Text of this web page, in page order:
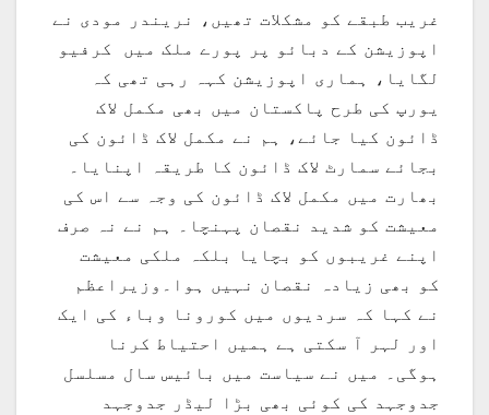
غریب طبقے کو مشکلات تھیں، نریندر مودی نے
اپوزیشن کے دبائو پر پورے ملک میں کرفیو
لگایا، ہماری اپوزیشن کہہ رہی تھی کہ
یورپ کی طرح پاکستان میں بھی مکمل لاک
ڈائون کیا جائے، ہم نے مکمل لاک ڈائون کی
بجائے سمارٹ لاک ڈائون کا طریقہ اپنایا۔
بھارت میں مکمل لاک ڈائون کی وجہ سے اس کی
معیشت کو شدید نقصان پہنچا۔ ہم نے نہ صرف
اپنے غریبوں کو بچایا بلکہ ملکی معیشت
کو بھی زیادہ نقصان نہیں ہوا۔وزیراعظم
نے کہا کہ سردیوں میں کورونا وباء کی ایک
اور لہر آ سکتی ہے ہمیں احتیاط کرنا
ہوگی۔ میں نے سیاست میں بائیس سال مسلسل
جدوجہد کی کوئی بھی بڑا لیڈر جدوجہد